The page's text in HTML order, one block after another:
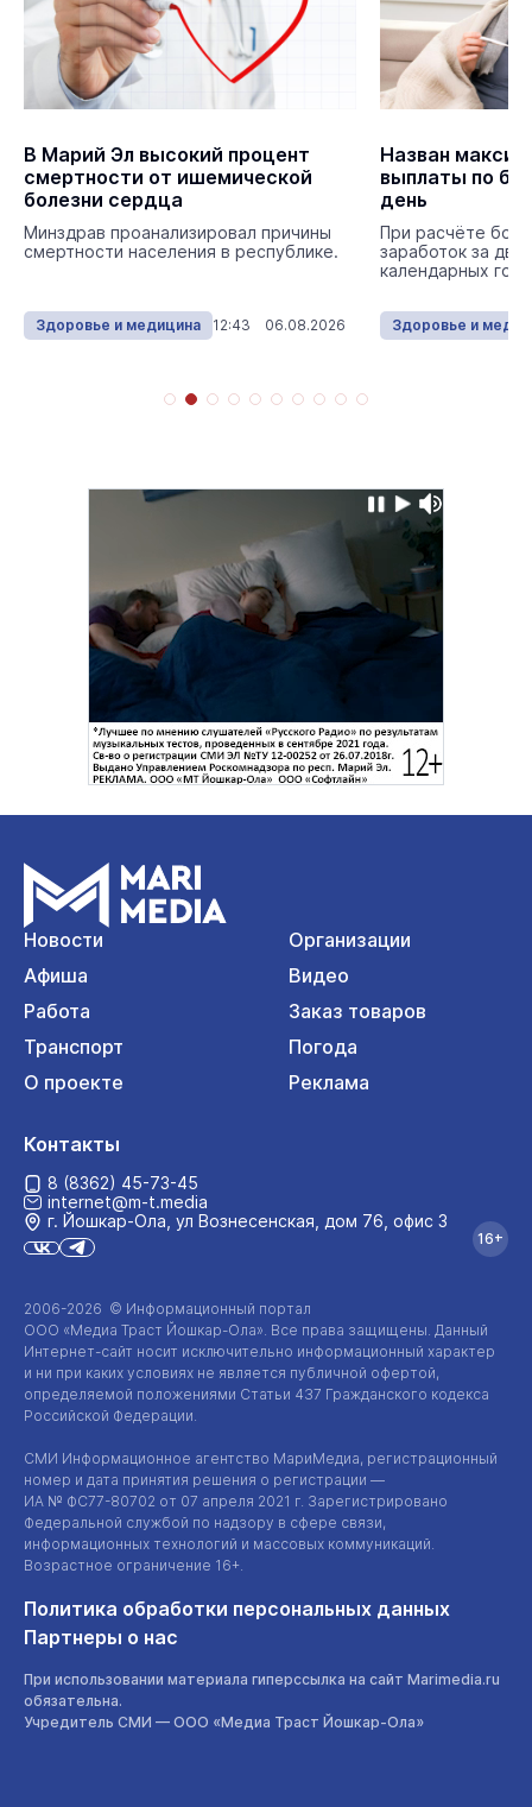
В Марий Эл высокий процент
смертности от ишемической
болезни сердца
Минздрав проанализировал причины
смертности населения в республике.
Здоровье и медицина 12:43 06.08.2026
Назван
выплаты по
день
При расчёте
заработок за
календарных
Здоровье и
Новости
Организации
Афиша
Видео
Работа
Заказ товаров
Транспорт
Погода
О проекте
Реклама
2006-2026 © Информационный портал
ООО «Медиа Траст Йошкар-Ола». Все права защищены. Данный
Интернет-сайт носит исключительно информационный характер
и ни при каких условиях не является публичной офертой,
определяемой положениями Статьи 437 Гражданского кодекса
Российской Федерации.
СМИ Информационное агентство МариМедиа, регистрационный
номер и дата принятия решения о регистрации —
ИА № ФС77-80702 от 07 апреля 2021 г. Зарегистрировано
Федеральной службой по надзору в сфере связи,
информационных технологий и массовых коммуникаций.
Возрастное ограничение 16+.
Политика обработки персональных данных
Партнеры о нас
При использовании материала гиперссылка на сайт Marimedia.ru
обязательна.
Учредитель СМИ — ООО «Медиа Траст Йошкар-Ола»
Контакты
8 (8362) 45-73-45
internet@m-t.media
г. Йошкар‑Ола, ул Вознесенская, дом 76, офис 3
16+